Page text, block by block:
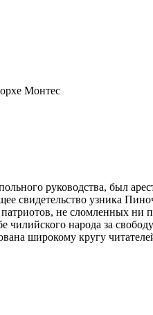
Монтес
руководства, был
свидетельство узника
не сломленных ни
чилийского народа за
широкому кругу